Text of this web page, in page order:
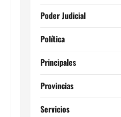
Poder Judicial
Política
Principales
Provincias
Servicios